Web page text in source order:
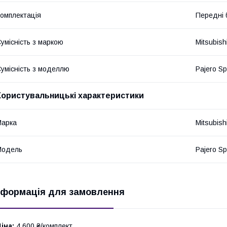
Передні
з маркою Mitsubishi
з моделлю Pajero
характеристики
Mitsubishi
Pajero
для замовлення